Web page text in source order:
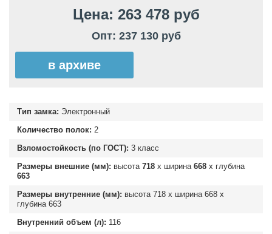
Цена: 263 478 руб
Опт: 237 130 руб
в архиве
Тип замка: Электронный
Количество полок: 2
Взломостойкость (по ГОСТ): 3 класс
Размеры внешние (мм): высота 718 х ширина 668 х глубина
663
Размеры внутренние (мм): высота 718 х ширина 668 х
глубина 663
Внутренний объем (л): 116